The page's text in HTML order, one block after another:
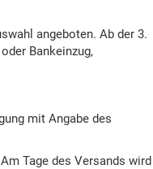
angeboten. Ab der 3.
Bankeinzug,
mit Angabe des
Tage des Versands wird